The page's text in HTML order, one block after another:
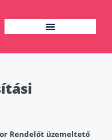
Rendelőt üzemeltető